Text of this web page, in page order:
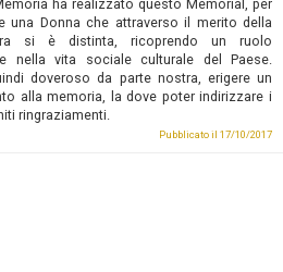
ha realizzato questo Memorial, per
una Donna che attraverso il merito della
si è distinta, ricoprendo un ruolo
nella vita sociale culturale del Paese.
doveroso da parte nostra, erigere un
alla memoria, la dove poter indirizzare i
ringraziamenti.
Pubblicato il 17/10/2017